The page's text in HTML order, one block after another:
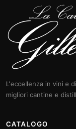
L'eccellenza in vini e
migliori cantine e
CATALOGO